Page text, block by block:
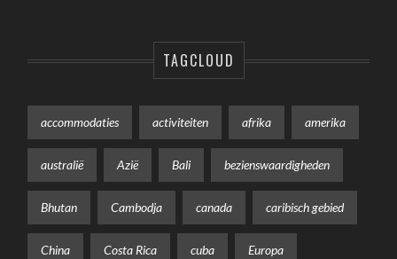
TAGCLOUD
accommodaties activiteiten afrika amerika
australië Azië Bali bezienswaardigheden
Bhutan Cambodja canada caribisch gebied
China Costa Rica cuba Europa